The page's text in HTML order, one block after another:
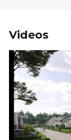
Videos